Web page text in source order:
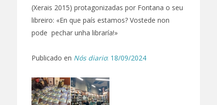
(Xerais 2015) protagonizadas por Fontana o seu
libreiro: «En que país estamos? Vostede non
pode pechar unha libraría!»
Publicado en Nós diario: 18/09/2024